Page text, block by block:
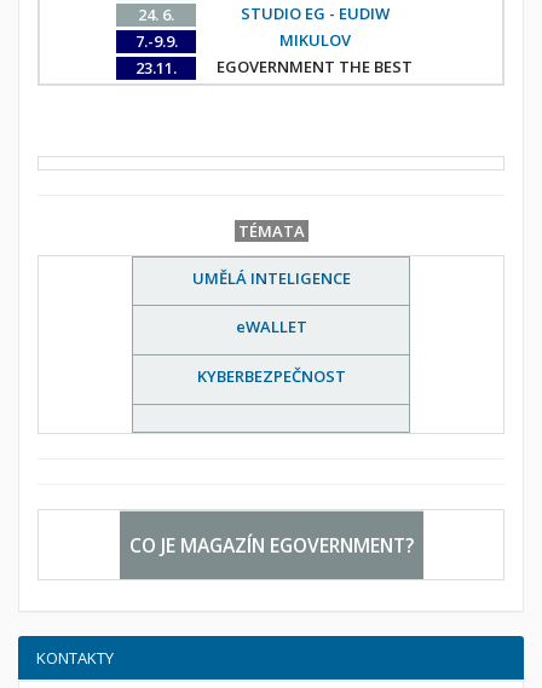
24. 6.
STUDIO EG - EUDIW
7.-9.9.
MIKULOV
23.11.
EGOVERNMENT THE BEST
TÉMATA
UMĚLÁ INTELIGENCE
eWALLET
KYBERBEZPEČNOST
CO JE MAGAZÍN EGOVERNMENT?
KONTAKTY